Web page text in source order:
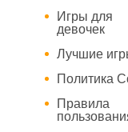
Игры для
девочек
Лучшие
Политика
Правила